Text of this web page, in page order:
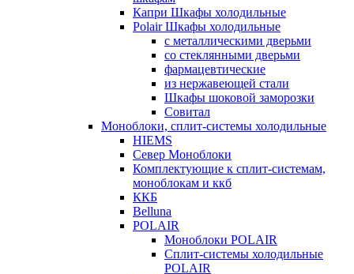
Капри Шкафы холодильные
Polair Шкафы холодильные
с металлическими дверьми
со стеклянными дверьми
фармацевтические
из нержавеющей стали
Шкафы шоковой заморозки
Совитал
Моноблоки, сплит-системы холодильные
HIEMS
Север Моноблоки
Комплектующие к сплит-системам,
моноблокам и ккб
ККБ
Belluna
POLAIR
Моноблоки POLAIR
Сплит-системы холодильные
POLAIR